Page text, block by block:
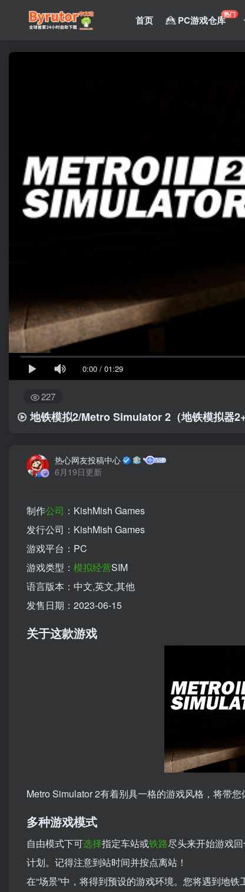
首页 PC游戏仓库热门
0:00 / 01:29
227
地铁模拟2/Metro Simulator 2 （地铁模拟器
热心网友投稿中心
6月19日更新
制作公司 ：KishMish Games
发行公司：KishMish Games
游戏平台：PC
游戏类型： 模拟经营SIM
语言版本：中文,英文,其他
发售日期：2023-06-15
关于这款游戏
Metro Simulator 2有着别具一格的游戏风格，将带
多种游戏模式
自由模式下可选择指定车站或铁路尽头来开始游戏
计划。记得注意到站时间并按点离站！
在“场景”中，将得到预设的游戏环境。您将遇到地